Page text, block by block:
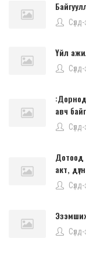
Үйл
авч
Дотоод
акт,